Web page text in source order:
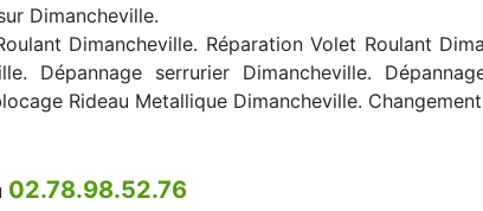
Dimancheville.
Dimancheville. Réparation Volet Roulant
Dépannage serrurier Dimancheville.
Rideau Metallique Dimancheville.
02.78.98.52.76